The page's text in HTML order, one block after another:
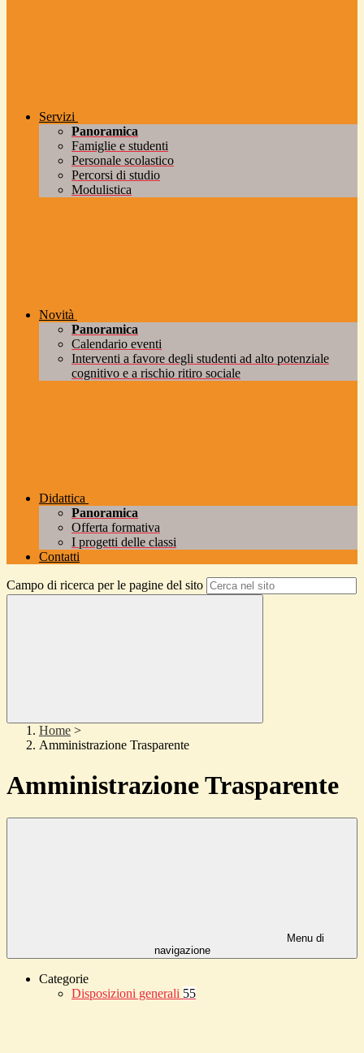
Servizi
Panoramica
Famiglie e studenti
Personale scolastico
Percorsi di studio
Modulistica
Novità
Panoramica
Calendario eventi
Interventi a favore degli studenti ad alto potenziale
cognitivo e a rischio ritiro sociale
Didattica
Panoramica
Offerta formativa
I progetti delle classi
Contatti
Campo di ricerca per le pagine del sito
Home >
Amministrazione Trasparente
Amministrazione Trasparente
Menu di
navigazione
Categorie
Disposizioni generali 55